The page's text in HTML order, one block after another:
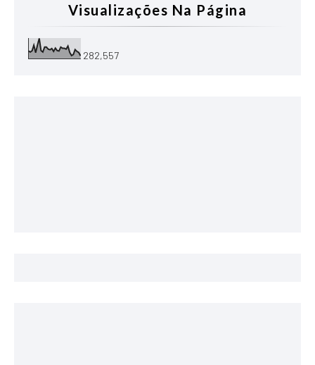
Visualizações Na Página
282,557